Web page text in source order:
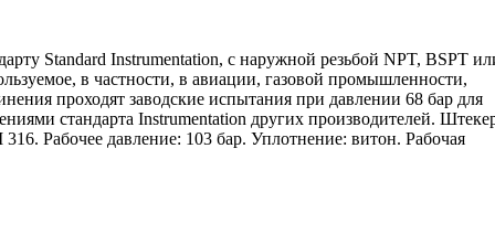
Standard Instrumentation, с наружной резьбой NPT, BSPT
в частности, в авиации, газовой промышленности,
проходят заводские испытания при давлении 68 бар для
стандарта Instrumentation других производителей.
Рабочее давление: 103 бар. Уплотнение: витон. Рабочая